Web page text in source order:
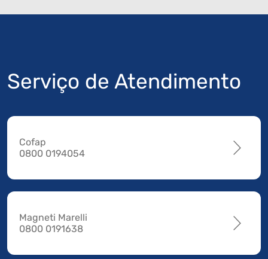
Serviço de Atendimento
Cofap
0800 0194054
Magneti Marelli
0800 0191638